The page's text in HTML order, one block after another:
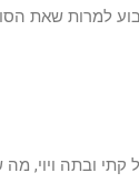
למרות שאת
ובתה ויוי,